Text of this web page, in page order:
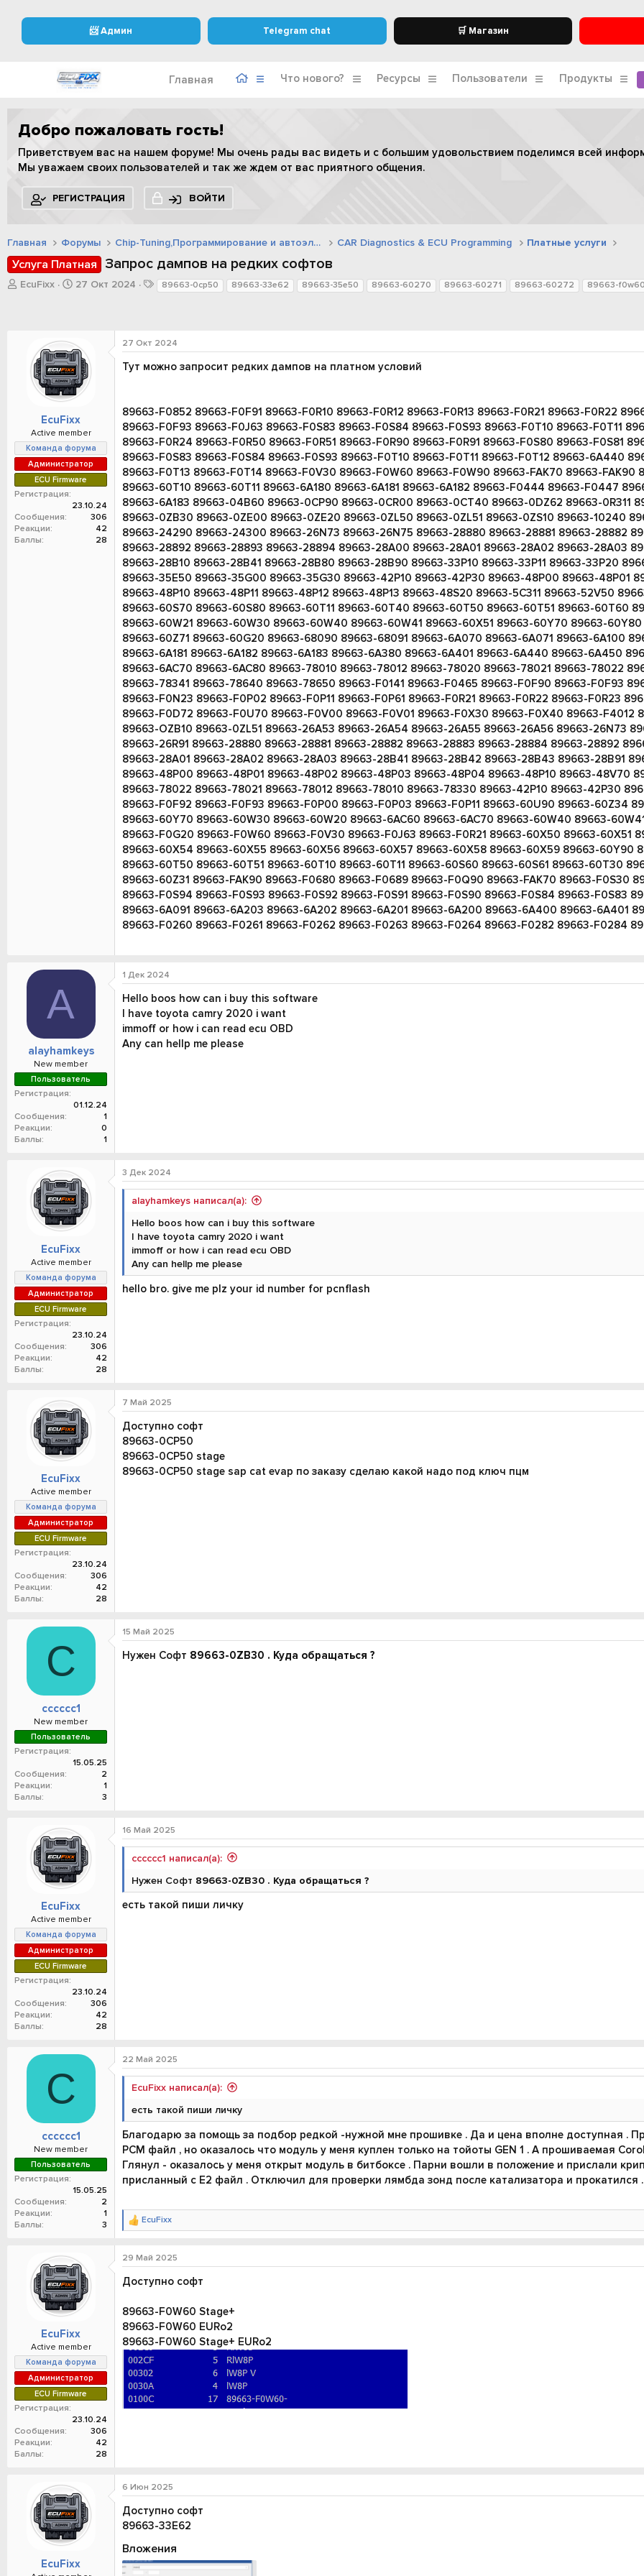
📨 Админ Telegram chat 🛒 Магазин
Главная Что нового? Ресурсы Пользователи Продукты
Добро пожаловать гость!
Приветствуем вас на нашем форуме! Мы очень рады вас видеть и с большим удовольствием поделимся всей
Мы уважаем своих пользователей и так же ждем от вас приятного общения.
РЕГИСТРАЦИЯ ВОЙТИ
Главная Форумы Chip-Tuning,Программирование и автоэлектроника CAR Diagnostics & ECU Programming Платные услуги
Услуга Платная Запрос дампов на редких софтов
А
EcuFixx
Д
а
ч
а
л
27 Окт 2024
Т89663-0cp50 89663-33e62 89663-35e50 89663-60270 89663-60271 89663-60272 89663-
EcuFixx
Active member
Команда форума
Администратор
ECU Firmware
Регистрация
23.10.24
Сообщения
306
Реакции
42
Баллы
28
27 Окт 2024
Тут можно запросит редких дампов на платном условий
89663-F0852 89663-F0F91 89663-F0R10 89663-F0R12 89663-F0R13 89663-F0R21 89663-F0R22
89663-F0F93 89663-F0J63 89663-F0S83 89663-F0S84 89663-F0S93 89663-F0T10 89663-F0T11
89663-F0R24 89663-F0R50 89663-F0R51 89663-F0R90 89663-F0R91 89663-F0S80 89663-F0S81
89663-F0S83 89663-F0S84 89663-F0S93 89663-F0T10 89663-F0T11 89663-F0T12 89663-6A440
89663-F0T13 89663-F0T14 89663-F0V30 89663-F0W60 89663-F0W90 89663-FAK70 89663-FAK90
89663-60T10 89663-60T11 89663-6A180 89663-6A181 89663-6A182 89663-F0444 89663-F0447
89663-6A183 89663-04B60 89663-0CP90 89663-0CR00 89663-0CT40 89663-0DZ62 89663-0R311
89663-0ZB30 89663-0ZE00 89663-0ZE20 89663-0ZL50 89663-0ZL51 89663-0ZS10 89663-10240
89663-24290 89663-24300 89663-26N73 89663-26N75 89663-28880 89663-28881 89663-28882
89663-28892 89663-28893 89663-28894 89663-28A00 89663-28A01 89663-28A02 89663-28A03
89663-28B10 89663-28B41 89663-28B80 89663-28B90 89663-33P10 89663-33P11 89663-33P20
89663-35E50 89663-35G00 89663-35G30 89663-42P10 89663-42P30 89663-48P00 89663-48P01
89663-48P10 89663-48P11 89663-48P12 89663-48P13 89663-48S20 89663-5C311 89663-52V50
89663-60S70 89663-60S80 89663-60T11 89663-60T40 89663-60T50 89663-60T51 89663-60T60
89663-60W21 89663-60W30 89663-60W40 89663-60W41 89663-60X51 89663-60Y70 89663-
89663-60Z71 89663-60G20 89663-68090 89663-68091 89663-6A070 89663-6A071 89663-6A100
89663-6A181 89663-6A182 89663-6A183 89663-6A380 89663-6A401 89663-6A440 89663-6A450
89663-6AC70 89663-6AC80 89663-78010 89663-78012 89663-78020 89663-78021 89663-78022
89663-78341 89663-78640 89663-78650 89663-F0141 89663-F0465 89663-F0F90 89663-F0F93
89663-F0N23 89663-F0P02 89663-F0P11 89663-F0P61 89663-F0R21 89663-F0R22 89663-F0R23
89663-F0D72 89663-F0U70 89663-F0V00 89663-F0V01 89663-F0X30 89663-F0X40 89663-F4012
89663-OZB10 89663-0ZL51 89663-26A53 89663-26A54 89663-26A55 89663-26A56 89663-26N73
89663-26R91 89663-28880 89663-28881 89663-28882 89663-28883 89663-28884 89663-28892
89663-28A01 89663-28A02 89663-28A03 89663-28B41 89663-28B42 89663-28B43 89663-28B91
89663-48P00 89663-48P01 89663-48P02 89663-48P03 89663-48P04 89663-48P10 89663-48V70
89663-78022 89663-78021 89663-78012 89663-78010 89663-78330 89663-42P10 89663-42P30
89663-F0F92 89663-F0F93 89663-F0P00 89663-F0P03 89663-F0P11 89663-60U90 89663-60Z34
89663-60Y70 89663-60W30 89663-60W20 89663-6AC60 89663-6AC70 89663-60W40 89663-
89663-F0G20 89663-F0W60 89663-F0V30 89663-F0J63 89663-F0R21 89663-60X50 89663-60X51
89663-60X54 89663-60X55 89663-60X56 89663-60X57 89663-60X58 89663-60X59 89663-60Y90
89663-60T50 89663-60T51 89663-60T10 89663-60T11 89663-60S60 89663-60S61 89663-60T30
89663-60Z31 89663-FAK90 89663-F0680 89663-F0689 89663-F0Q90 89663-FAK70 89663-F0S30
89663-F0S94 89663-F0S93 89663-F0S92 89663-F0S91 89663-F0S90 89663-F0S84 89663-F0S83
89663-6A091 89663-6A203 89663-6A202 89663-6A201 89663-6A200 89663-6A400 89663-6A401
89663-F0260 89663-F0261 89663-F0262 89663-F0263 89663-F0264 89663-F0282 89663-F0284
A
alayhamkeys
New member
Пользователь
Регистрация
01.12.24
Сообщения
1
Реакции
0
Баллы
1
1 Дек 2024
Hello boos how can i buy this software
I have toyota camry 2020 i want
immoff or how i can read ecu OBD
Any can hellp me please
EcuFixx
Active member
Команда форума
Администратор
ECU Firmware
Регистрация
23.10.24
Сообщения
306
Реакции
42
Баллы
28
3 Дек 2024
alayhamkeys написал(а):
Hello boos how can i buy this software
I have toyota camry 2020 i want
immoff or how i can read ecu OBD
Any can hellp me please
hello bro. give me plz your id number for pcnflash
EcuFixx
Active member
Команда форума
Администратор
ECU Firmware
Регистрация
23.10.24
Сообщения
306
Реакции
42
Баллы
28
7 Май 2025
Доступно софт
89663-0CP50
89663-0CP50 stage
89663-0CP50 stage sap cat evap по заказу сделаю какой надо под ключ пцм
C
cccccc1
New member
Пользователь
Регистрация
15.05.25
Сообщения
2
Реакции
1
Баллы
3
15 Май 2025
Нужен Софт 89663-0ZB30 . Куда обращаться ?
EcuFixx
Active member
Команда форума
Администратор
ECU Firmware
Регистрация
23.10.24
Сообщения
306
Реакции
42
Баллы
28
16 Май 2025
cccccc1 написал(а):
Нужен Софт 89663-0ZB30 . Куда обращаться ?
есть такой пиши личку
C
cccccc1
New member
Пользователь
Регистрация
15.05.25
Сообщения
2
Реакции
1
Баллы
3
22 Май 2025
EcuFixx написал(а):
есть такой пиши личку
Благодарю за помощь за подбор редкой -нужной мне прошивке . Да и цена вполне доступная .
PCM файл , но оказалось что модуль у меня куплен только на тойоты GEN 1 . А прошиваемая
Глянул - оказалось у меня открыт модуль в битбоксе . Парни вошли в положение и прислали
присланный c E2 файл . Отключил для проверки лямбда зонд после катализатора и
Р
к
ц
и
:
EcuFixx
EcuFixx
Active member
Команда форума
Администратор
ECU Firmware
Регистрация
23.10.24
Сообщения
306
Реакции
42
Баллы
28
29 Май 2025
Доступно софт
89663-F0W60 Stage+
89663-F0W60 EURo2
89663-F0W60 Stage+ EURo2
EcuFixx
6 Июн 2025
Доступно софт
89663-33E62
Вложения